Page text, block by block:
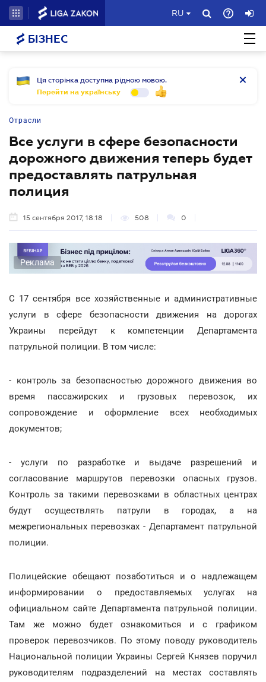
RU
БІЗНЕС
Ця сторінка доступна рідною мовою.
Перейти на українську
Отрасли
Все услуги в сфере безопасности
дорожного движения теперь будет
предоставлять патрульная
полиция
15 сентября 2017, 18:18 508 0
Реклама
С 17 сентября все хозяйственные и административные
услуги в сфере безопасности движения на дорогах
Украины перейдут к компетенции Департамента
патрульной полиции. В том числе:
- контроль за безопасностью дорожного движения во
время пассажирских и грузовых перевозок, их
сопровождение и оформление всех необходимых
документов;
- услуги по разработке и выдаче разрешений и
согласование маршрутов перевозки опасных грузов.
Контроль за такими перевозками в областных центрах
будут осуществлять патрули в городах, а на
межрегиональных перевозках - Департамент патрульной
полиции.
Полицейские обещают позаботиться и о надлежащем
информировании о предоставляемых услугах на
официальном сайте Департамента патрульной полиции.
Там же можно будет ознакомиться и с графиком
проверок перевозчиков. По этому поводу руководитель
Национальной полиции Украины Сергей Князев поручил
руководителям подразделений на местах составлять